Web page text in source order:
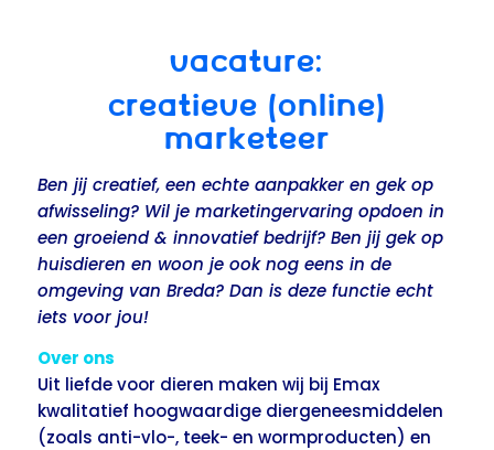
VACATURE:
CREATIEVE (ONLINE)
MARKETEER
Ben jij creatief, een echte aanpakker en gek op
afwisseling? Wil je marketingervaring opdoen in
een groeiend & innovatief bedrijf? Ben jij gek op
huisdieren en woon je ook nog eens in de
omgeving van Breda? Dan is deze functie echt
iets voor jou!
Over ons
Uit liefde voor dieren maken wij bij Emax
kwalitatief hoogwaardige diergeneesmiddelen
(zoals anti-vlo-, teek- en wormproducten) en